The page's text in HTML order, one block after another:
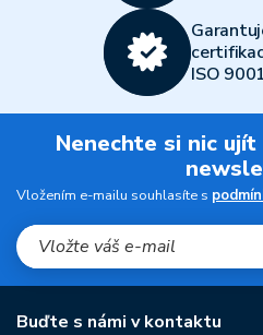
ISO
Nenechte si nic
Vložením e-mailu souhlasíte s
Buďte s námi v kontaktu